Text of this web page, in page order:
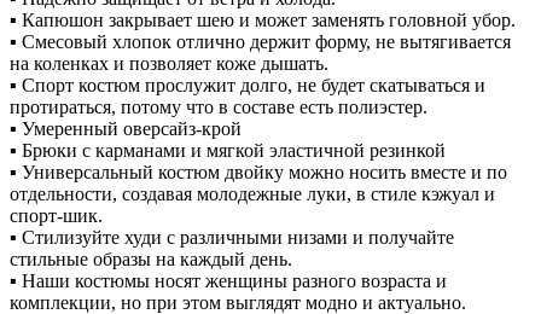
▪ Капюшон закрывает шею и может заменять головной убор.
▪ Смесовый хлопок отлично держит форму, не вытягивается
на коленках и позволяет коже дышать.
▪ Спорт костюм прослужит долго, не будет скатываться и
протираться, потому что в составе есть полиэстер.
▪ Умеренный оверсайз-крой
▪ Брюки с карманами и мягкой эластичной резинкой
▪ Универсальный костюм двойку можно носить вместе и по
отдельности, создавая молодежные луки, в стиле кэжуал и
спорт-шик.
▪ Стилизуйте худи с различными низами и получайте
стильные образы на каждый день.
▪ Наши костюмы носят женщины разного возраста и
комплекции, но при этом выглядят модно и актуально.